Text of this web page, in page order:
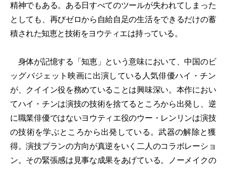
精神でもある。ある日すべてのツールが失われてしまった
としても、再びゼロから自給自足の生活をできるだけの蓄
積された知恵と技術をヨウティエは持っている。
身体が記憶する「知恵」という意味において、中国のビ
ッグバジェット映画に出演している人気俳優ハイ・チン
が、クイイン役を務めていることは興味深い。本作におい
てハイ・チンは演技の技術を捨てるところから出発し、逆
に職業俳優ではないヨウティエ役のウー・レンリンは演技
の技術を学ぶところから出発している。武器の解除と獲
得。演技プランの方向が真逆をいく二人のコラボレーショ
ン。その緊張感は見事な成果をあげている。ノーメイクの